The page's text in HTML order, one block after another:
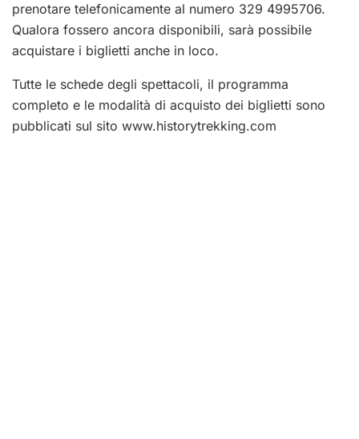
prenotare telefonicamente al numero 329 4995706.
Qualora fossero ancora disponibili, sarà possibile
acquistare i biglietti anche in loco.
Tutte le schede degli spettacoli, il programma
completo e le modalità di acquisto dei biglietti sono
pubblicati sul sito www.historytrekking.com